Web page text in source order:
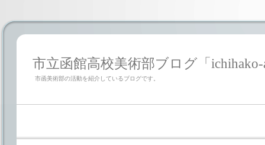
市立函館高校美術部ブログ「ichihako-
市函美術部の活動を紹介しているブログです。